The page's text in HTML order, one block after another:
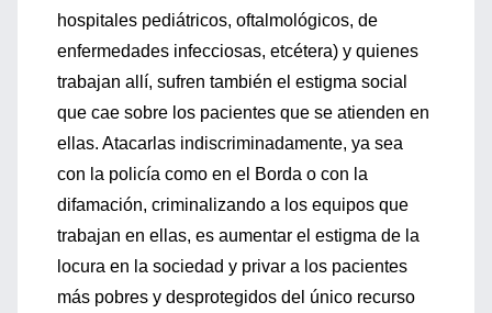
hospitales pediátricos, oftalmológicos, de
enfermedades infecciosas, etcétera) y quienes
trabajan allí, sufren también el estigma social
que cae sobre los pacientes que se atienden en
ellas. Atacarlas indiscriminadamente, ya sea
con la policía como en el Borda o con la
difamación, criminalizando a los equipos que
trabajan en ellas, es aumentar el estigma de la
locura en la sociedad y privar a los pacientes
más pobres y desprotegidos del único recurso